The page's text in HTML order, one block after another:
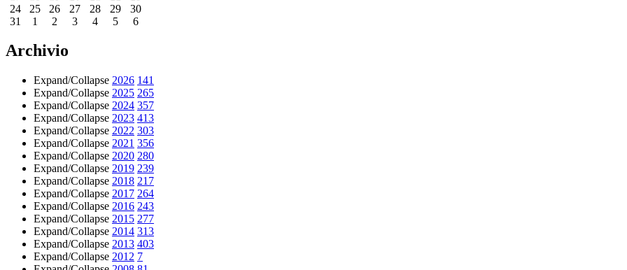
24
25 26 27 28 29
30
31
1 2 3 4 5 6
Archivio
Expand/Collapse 2026 141
Expand/Collapse 2025 265
Expand/Collapse 2024 357
Expand/Collapse 2023 413
Expand/Collapse 2022 303
Expand/Collapse 2021 356
Expand/Collapse 2020 280
Expand/Collapse 2019 239
Expand/Collapse 2018 217
Expand/Collapse 2017 264
Expand/Collapse 2016 243
Expand/Collapse 2015 277
Expand/Collapse 2014 313
Expand/Collapse 2013 403
Expand/Collapse 2012 7